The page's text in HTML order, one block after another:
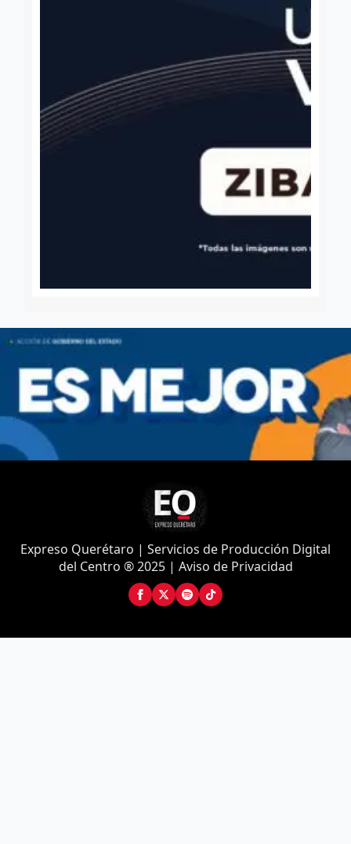
Expreso Querétaro | Servicios de Producción Digital
del Centro ® 2025 | Aviso de Privacidad